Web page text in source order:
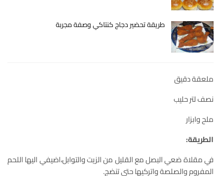
طريقة تحضير دجاج كنتاكي وصفة مجربة
ملعقة دقيق
نصف لتر حليب
ملح وابزار
الطريقة:
في مقلاة ضعي البصل مع القليل من الزيت والتوابل،اضيفي اليها اللحم
المفروم والصلصة واتركيها حتى تنضج.